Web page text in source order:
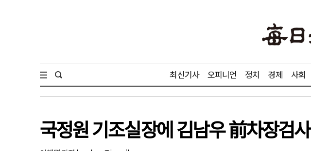
최신기사 오피니언 정치 경제 사회
국정원 기조실장에 김남우 前차장검사